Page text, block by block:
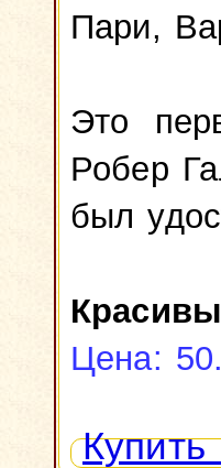
Пари,
Это
Робер
был
Цена:
Купить